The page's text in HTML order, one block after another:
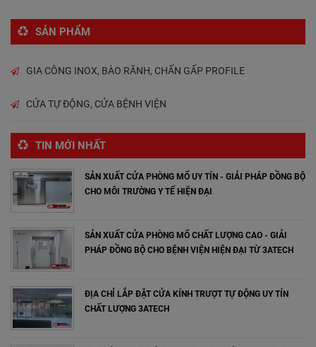
SẢN PHẨM
GIA CÔNG INOX, BÀO RÃNH, CHẤN GẤP PROFILE
CỬA TỰ ĐỘNG, CỬA BỆNH VIỆN
TIN MỚI NHẤT
SẢN XUẤT CỬA PHÒNG MỔ UY TÍN - GIẢI PHÁP ĐỒNG BỘ
CHO MÔI TRƯỜNG Y TẾ HIỆN ĐẠI
SẢN XUẤT CỬA PHÒNG MỔ CHẤT LƯỢNG CAO - GIẢI
PHÁP ĐỒNG BỘ CHO BỆNH VIỆN HIỆN ĐẠI TỪ 3ATECH
ĐỊA CHỈ LẮP ĐẶT CỬA KÍNH TRƯỢT TỰ ĐỘNG UY TÍN
CHẤT LƯỢNG 3ATECH